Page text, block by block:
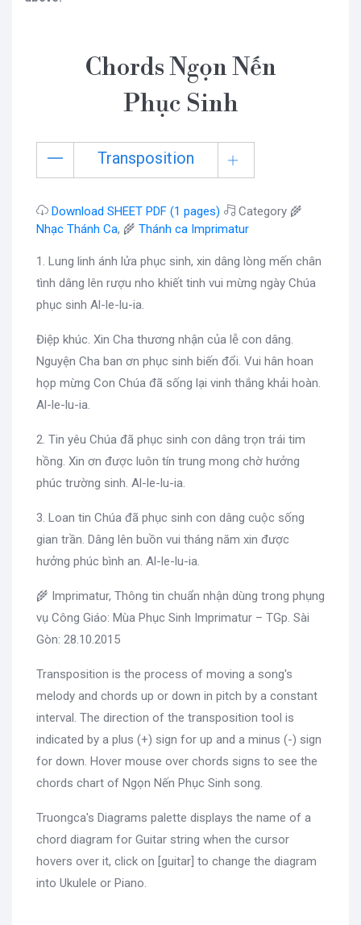
Chords Ngọn Nến
Phục Sinh
Transposition
Download SHEET PDF (1 pages)
Category 🌾
Nhạc Thánh Ca, 🌾 Thánh ca Imprimatur
1. Lung linh ánh lửa phục sinh, xin dâng lòng mến chân
tình dâng lên rượu nho khiết tinh vui mừng ngày Chúa
phục sinh Al-le-lu-ia.
Điệp khúc. Xin Cha thương nhận của lễ con dâng.
Nguyện Cha ban ơn phục sinh biến đổi. Vui hân hoan
họp mừng Con Chúa đã sống lại vinh thắng khải hoàn.
Al-le-lu-ia.
2. Tin yêu Chúa đã phục sinh con dâng trọn trái tim
hồng. Xin ơn được luôn tín trung mong chờ hưởng
phúc trường sinh. Al-le-lu-ia.
3. Loan tin Chúa đã phục sinh con dâng cuộc sống
gian trần. Dâng lên buồn vui tháng năm xin được
hưởng phúc bình an. Al-le-lu-ia.
🌾 Imprimatur, Thông tin chuẩn nhận dùng trong phụng
vụ Công Giáo: Mùa Phục Sinh Imprimatur – TGp. Sài
Gòn: 28.10.2015
Transposition is the process of moving a song's
melody and chords up or down in pitch by a constant
interval. The direction of the transposition tool is
indicated by a plus (+) sign for up and a minus (-) sign
for down. Hover mouse over chords signs to see the
chords chart of Ngọn Nến Phục Sinh song.
Truongca's Diagrams palette displays the name of a
chord diagram for Guitar string when the cursor
hovers over it, click on [guitar] to change the diagram
into Ukulele or Piano.